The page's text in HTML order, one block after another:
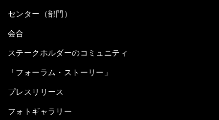
センター（部門）
会合
ステークホルダーのコミュニティ
「フォーラム・ストーリー」
プレスリリース
フォトギャラリー